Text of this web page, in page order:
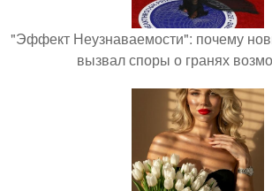
"Эффект Неузнаваемости": почему
вызвал споры о гранях